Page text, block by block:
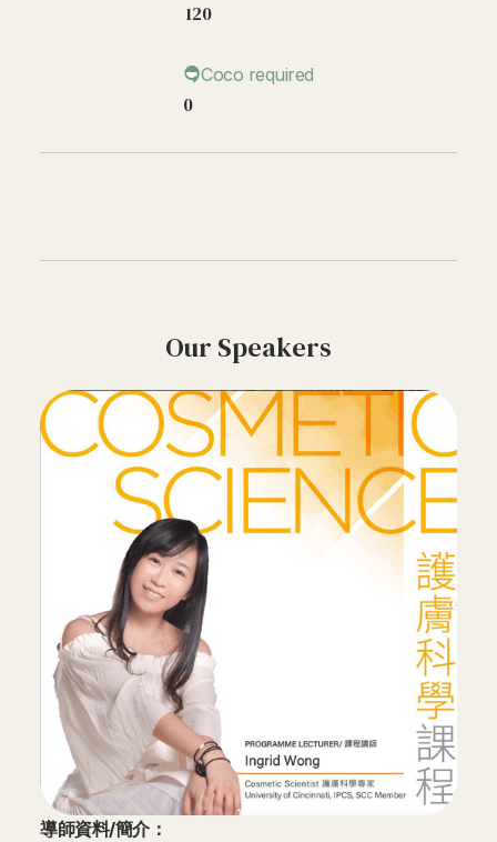
120
Coco required
0
Our Speakers
導師資料/簡介：